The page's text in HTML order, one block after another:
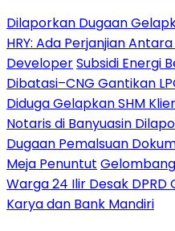
Dilaporkan Dugaan
HRY: Ada Perjanjian
DeveloperSubsidi Energi
Dibatasi–CNG Gantikan
Diduga Gelapkan SHM
Notaris di Banyuasin
Dugaan Pemalsuan
Meja Penuntut
Warga 24 Ilir Desak DPRD
Karya dan Bank Mandiri